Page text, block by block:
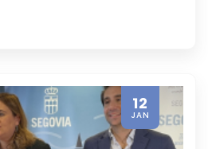
12
JAN